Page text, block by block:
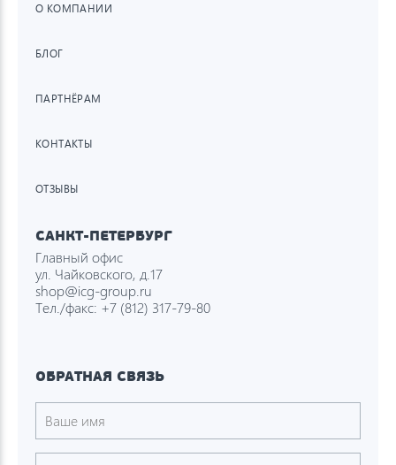
О КОМПАНИИ
БЛОГ
ПАРТНЁРАМ
КОНТАКТЫ
ОТЗЫВЫ
САНКТ-ПЕТЕРБУРГ
Главный офис
ул. Чайковского, д.17
shop@icg-group.ru
Тел./факс: +7 (812) 317-79-80
ОБРАТНАЯ СВЯЗЬ